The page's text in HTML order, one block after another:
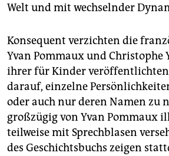
Welt und mit wechselnder
Konsequent verzichten die
Yvan Pommaux und Christophe
ihrer für Kinder veröffentlichten
darauf, einzelne
oder auch nur deren Namen zu
großzügig von Yvan Pommaux
teilweise mit Sprechblasen
des Geschichtsbuchs zeigen